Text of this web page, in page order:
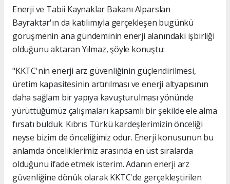
Enerji ve Tabii Kaynaklar Bakanı Alparslan
Bayraktar'ın da katılımıyla gerçekleşen bugünkü
görüşmenin ana gündeminin enerji alanındaki işbirliği
olduğunu aktaran Yılmaz, şöyle konuştu:
"KKTC'nin enerji arz güvenliğinin güçlendirilmesi,
üretim kapasitesinin artırılması ve enerji altyapısının
daha sağlam bir yapıya kavuşturulması yönünde
yürüttüğümüz çalışmaları kapsamlı bir şekilde ele alma
fırsatı bulduk. Kıbrıs Türkü kardeşlerimizin önceliği
neyse bizim de önceliğimiz odur. Enerji konusunun bu
anlamda önceliklerimiz arasında en üst sıralarda
olduğunu ifade etmek isterim. Adanın enerji arz
güvenliğine dönük olarak KKTC'de gerçekleştirilen